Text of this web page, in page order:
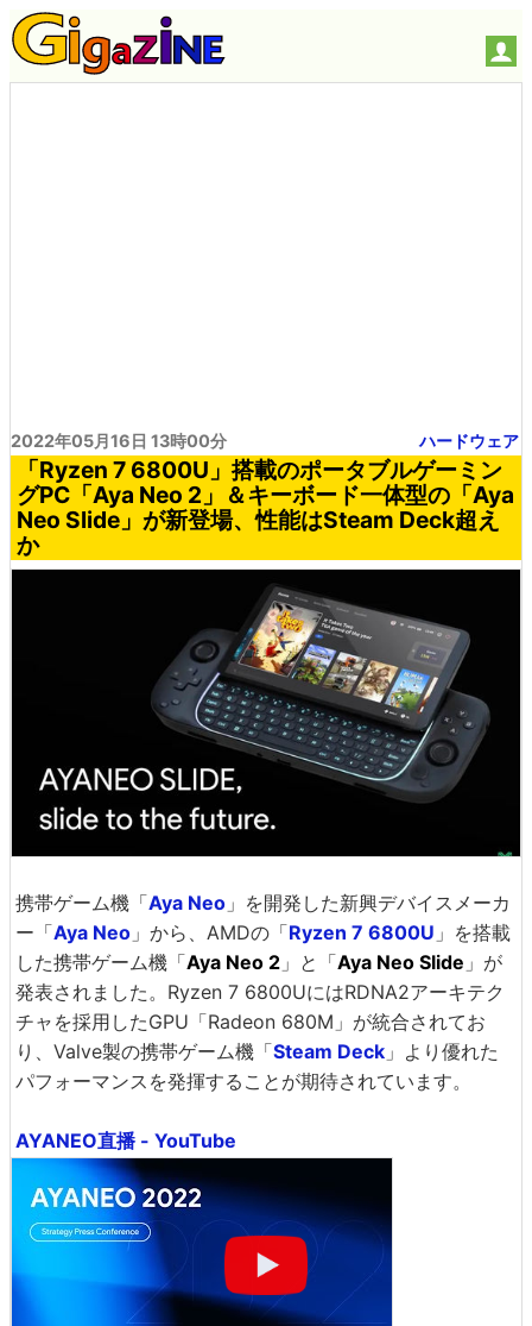
2022年05月16日 13時00分 ハードウェア
「Ryzen 7 6800U」搭載のポータブルゲーミン
グPC「Aya Neo 2」＆キーボード一体型の「Aya
Neo Slide」が新登場、性能はSteam Deck超え
か
携帯ゲーム機「Aya Neo 」を開発した新興デバイスメーカ
ー「Aya Neo 」から、AMDの「Ryzen 7 6800U 」を搭載
した携帯ゲーム機「Aya Neo 2 」と「Aya Neo Slide 」が
発表されました。Ryzen 7 6800UにはRDNA2アーキテク
チャを採用したGPU「Radeon 680M」が統合されてお
り、Valve製の携帯ゲーム機「Steam Deck 」より優れた
パフォーマンスを発揮することが期待されています。
AYANEO直播 - YouTube